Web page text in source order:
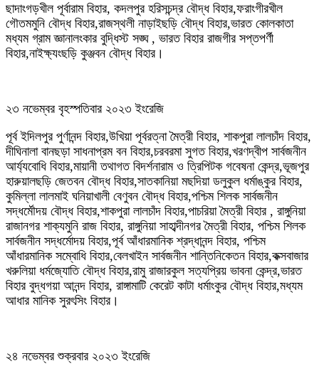
ছাদাংগড়খীল পূর্বারাম বিহার, কদলপুর হরিসচন্দ্র বৌদ্ধ বিহার,ফরাংগীরখীল
গৌতমমুনি বৌদ্ধ বিহার,রাজস্থলী নাড়াইছড়ি বৌদ্ধ বিহার,ভারত কোলকাতা
মধ্যম গ্রাম জ্ঞানালংকার বুদ্ধিস্ট সঙ্ঘ , ভারত বিহার রাজগীর সপ্তপর্ণী
বিহার,নাইক্ষ্যংছড়ি কুঞ্জবন বৌদ্ধ বিহার।
২৩ নভেম্বর বৃহস্পতিবার ২০২৩ ইংরেজি
পূর্ব ইদিলপুর পুর্ণানন্দ বিহার,উখিয়া পূর্বরত্না মৈত্রী বিহার, শাকপুরা লালচাঁদ বিহার,
দীঘিনালা বানছড়া সাধনাপ্রম বন বিহার,চরবরমা সুগত বিহার,খরণদ্বীপ সার্বজনীন
আর্য্যবোধি বিহার,মায়ানী তথাগত বিদর্শনারাম ও ত্রিপিটক গবেষনা কেন্দ্র,ভূজপুর
হারুয়ালছড়ি জেতবন বৌদ্ধ বিহার,সাতকানিয়া মছদিয়া ডলুকুল ধর্মাঙ্কুর বিহার,
কুমিল্লা লালমাই ঘনিয়াখালী বেণুবন বৌদ্ধ বিহার,পশ্চিম শিলক সার্বজনীন
সদ্ধর্মৌদয় বৌদ্ধ বিহার,শাকপুরা লালচাঁদ বিহার,পাচরিয়া মৈত্রী বিহার , রাঙ্গুনিয়া
রাজানগর শাক্যমুনি রাজ বিহার, রাঙ্গুনিয়া সাহাব্দীনগর মৈত্রী বিহার, পশ্চিম শিলক
সার্বজনীন সদ্ধর্মোদয় বিহার,পূর্ব আঁধারমানিক শ্রদ্ধানন্দ বিহার, পশ্চিম
আঁধারমানিক সম্বোধি বিহার,বেলখাইন সার্বজনীন শান্তিনিকেতন বিহার,কক্সবাজার
খরুলিয়া ধর্মজ্যোতি বৌদ্ধ বিহার,রামু রাজারকুল সত্যপ্রিয় ভাবনা কেন্দ্র,ভারত
বিহার বুদ্ধগয়া আনন্দ বিহার, রাঙ্গামাটি কেরেট কাটা ধর্মাংকুর বৌদ্ধ বিহার,মধ্যম
আধার মানিক সুরৎসিং বিহার।
২৪ নভেম্বর শুক্রবার ২০২৩ ইংরেজি